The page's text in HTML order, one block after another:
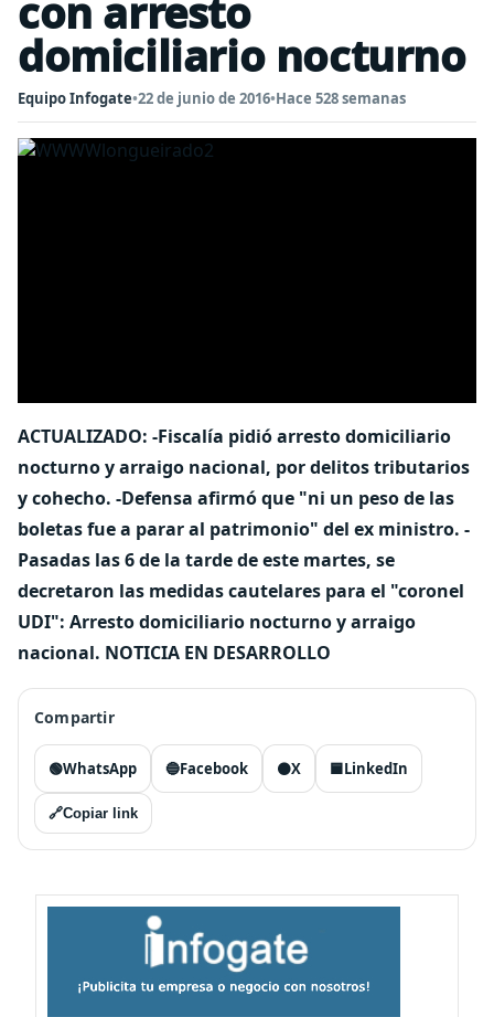
con arresto
domiciliario nocturno
Equipo Infogate•22 de junio de 2016•Hace 528 semanas
ACTUALIZADO: -Fiscalía pidió arresto domiciliario
nocturno y arraigo nacional, por delitos tributarios
y cohecho. -Defensa afirmó que "ni un peso de las
boletas fue a parar al patrimonio" del ex ministro. -
Pasadas las 6 de la tarde de este martes, se
decretaron las medidas cautelares para el "coronel
UDI": Arresto domiciliario nocturno y arraigo
nacional. NOTICIA EN DESARROLLO
Compartir
🟢WhatsApp 🔵Facebook ⚫X 🟦LinkedIn
🔗Copiar link